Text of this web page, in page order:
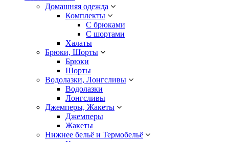
Домашняя одежда
Комплекты
С брюками
С шортами
Халаты
Брюки, Шорты
Брюки
Шорты
Водолазки, Лонгсливы
Водолазки
Лонгсливы
Джемперы, Жакеты
Джемперы
Жакеты
Нижнее бельё и Термобельё